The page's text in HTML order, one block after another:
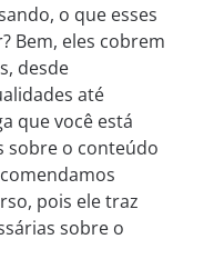
o que esses
Bem, eles cobrem
desde
até
que você está
sobre o conteúdo
pois ele traz
sobre o